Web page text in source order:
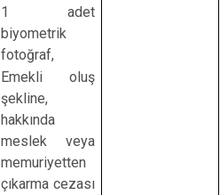
1 adet
biyometrik
fotoğraf,
Emekli oluş
şekline,
hakkında
meslek veya
memuriyetten
çıkarma cezası